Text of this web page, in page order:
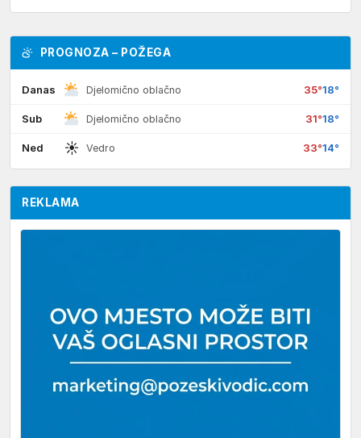
PROGNOZA – POŽEGA
Danas Djelomično oblačno 35°18°
Sub Djelomično oblačno 31°18°
Ned ☀ Vedro 33°14°
REKLAMA